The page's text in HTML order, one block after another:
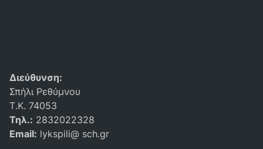
Διεύθυνση:
Σπήλι Ρεθύμνου
Τ.Κ. 74053
Τηλ.: 2832022328
Email: lykspili@ sch.gr